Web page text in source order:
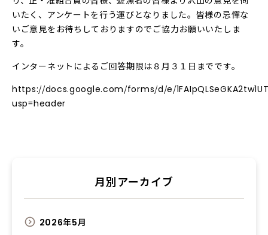
いたく、アンケートを行う運びとなりました。皆様の忌憚な
いご意見をお待ちしておりますのでご協力お願いいたしま
す。
インターネットによるご回答期限は８月３１日までです。
https://docs.google.com/forms/d/e/
usp=header
月別アーカイブ
2026年5月